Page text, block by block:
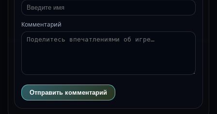
Комментарий
Отправить комментарий